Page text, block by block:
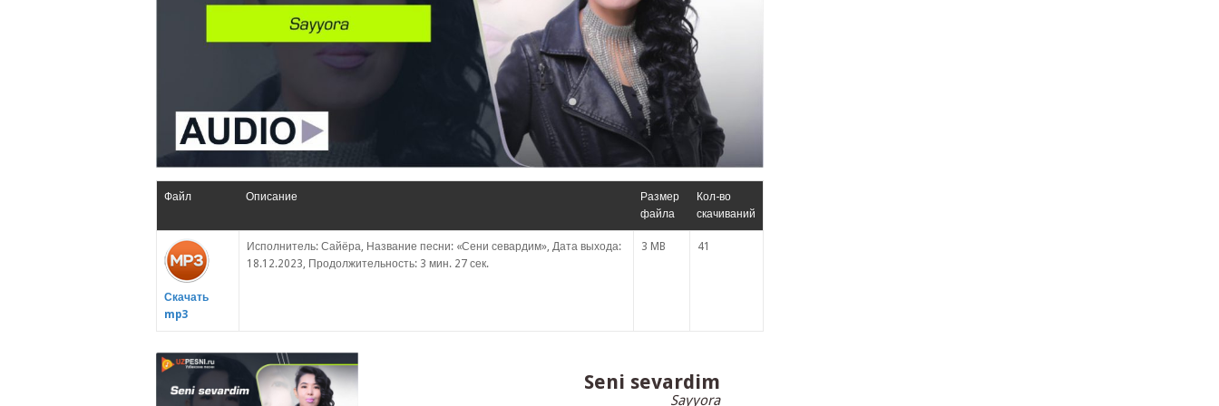
Файл Описание
Размер
файла
Кол-во
скачиваний
Скачать
mp3
Исполнитель: Сайёра, Название песни: «Сени севардим», Дата выхода:
18.12.2023, Продолжительность: 3 мин. 27 сек.
3 MB 41
Seni sevardim
Sayyora